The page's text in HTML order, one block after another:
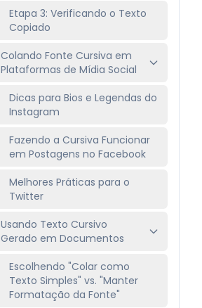
Etapa 3: Verificando o Texto
Copiado
Colando Fonte Cursiva em
Plataformas de Mídia Social
Dicas para Bios e Legendas do
Instagram
Fazendo a Cursiva Funcionar
em Postagens no Facebook
Melhores Práticas para o
Twitter
Usando Texto Cursivo
Gerado em Documentos
Escolhendo "Colar como
Texto Simples" vs. "Manter
Formatação da Fonte"